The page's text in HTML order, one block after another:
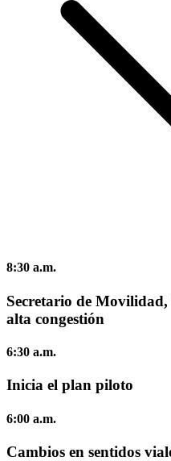
8:30 a.m.
Secretario de
alta congestión
6:30 a.m.
Inicia el plan piloto
6:00 a.m.
Cambios en sentidos